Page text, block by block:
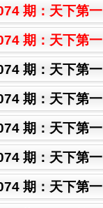
期： 天下第一
期： 天下第一
期： 天下第一
期： 天下第一
期： 天下第一
期： 天下第一
期： 天下第一